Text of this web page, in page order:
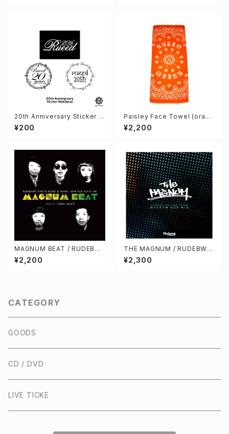
20th Anniversary Sticker S
et (3pcs)
¥200
Paisley Face Towel (orang
e)
¥2,200
MAGNUM BEAT / RUDEBW
OY FACE, RUEED, AKANE, Y
ARD BEAT
¥2,200
THE MAGNUM / RUDEBWO
Y FACE, RUEED, AKANE, KIL
LANAMI
¥2,300
CATEGORY
GOODS
CD / DVD
LIVE TICKE